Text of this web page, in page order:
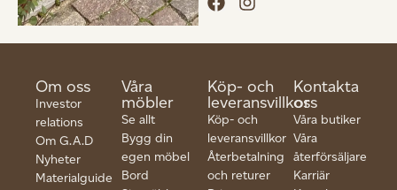
Om oss
Investor
relations
Om G.A.D
Nyheter
Materialguide
Våra
möbler
Se allt
Bygg din
egen möbel
Bord
Köp- och
leveransvillkor
Köp- och
leveransvillkor
Återbetalning
och returer
Kontakta
oss
Våra butiker
Våra
återförsäljare
Karriär